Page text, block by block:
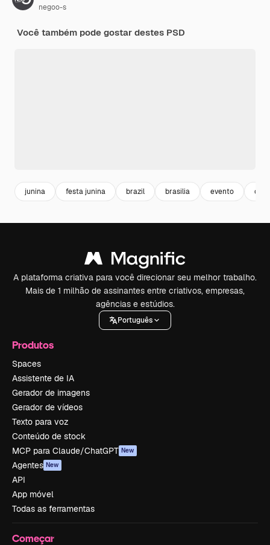
negoo-s
Você também pode gostar destes PSD
junina festa junina brazil brasilia evento
A plataforma criativa para você direcionar seu melhor trabalho.
Mais de 1 milhão de assinantes entre criativos, empresas,
agências e estúdios.
Português
Produtos
Spaces
Assistente de IA
Gerador de imagens
Gerador de vídeos
Texto para voz
Conteúdo de stock
MCP para Claude/ChatGPT New
Agentes New
API
App móvel
Todas as ferramentas
Começar